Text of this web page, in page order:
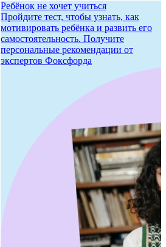
Ребёнок не хочет учиться
Пройдите тест, чтобы узнать, как
мотивировать ребёнка и развить его
самостоятельность. Получите
персональные рекомендации от
экспертов Фоксфорда